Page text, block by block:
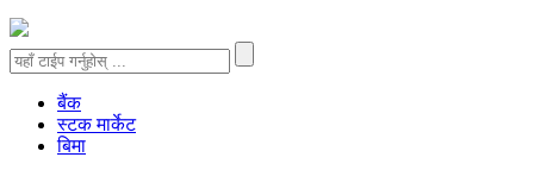
बैंक
स्टक मार्केट
बिमा